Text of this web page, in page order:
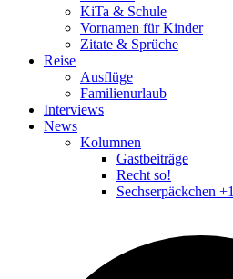
KiTa & Schule
Vornamen für Kinder
Zitate & Sprüche
Reise
Ausflüge
Familienurlaub
Interviews
News
Kolumnen
Gastbeiträge
Recht so!
Sechserpäckchen +1